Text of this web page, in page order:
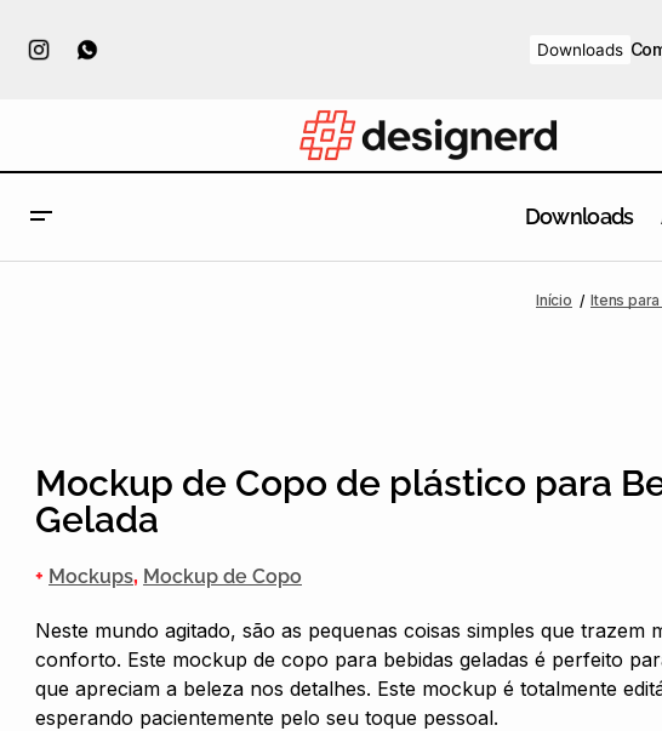
Downloads
Downloads
Início Itens
Mockup de Copo de plástico para
Gelada
+ Mockups, Mockup de Copo
Neste mundo agitado, são as pequenas coisas simples que trazem
conforto. Este mockup de copo para bebidas geladas é perfeito
que apreciam a beleza nos detalhes. Este mockup é totalmente
esperando pacientemente pelo seu toque pessoal.